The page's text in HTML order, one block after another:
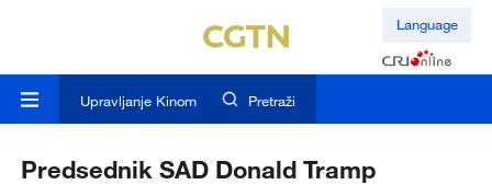
Language
Upravljanje Kinom Pretraži
Predsednik SAD Donald Tramp